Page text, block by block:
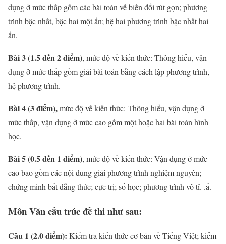
dụng ở mức thấp gồm các bài toán về biến đổi rút gọn; phương
trình bậc nhất, bậc hai một ẩn; hệ hai phương trình bậc nhất hai
ẩn.
Bài 3 (1.5 đến 2 điểm), mức độ về kiến thức: Thông hiểu, vận
dụng ở mức thấp gồm giải bài toán bằng cách lập phương trình,
hệ phương trình.
Bài 4 (3 điểm),mức độ về kiến thức: Thông hiểu, vận dụng ở
mức thấp, vận dụng ở mức cao gồm một hoặc hai bài toán hình
học.
Bài 5 (0.5 đến 1 điểm), mức độ về kiến thức: Vận dụng ở mức
cao bao gồm các nội dung giải phương trình nghiệm nguyên;
chứng minh bất đẳng thức; cực trị; số học; phương trình vô tỉ. .ấ.
Môn Văn cấu trúc đề thi như sau:
Câu 1 (2.0 điểm): Kiểm tra kiến thức cơ bản về Tiếng Việt; kiểm